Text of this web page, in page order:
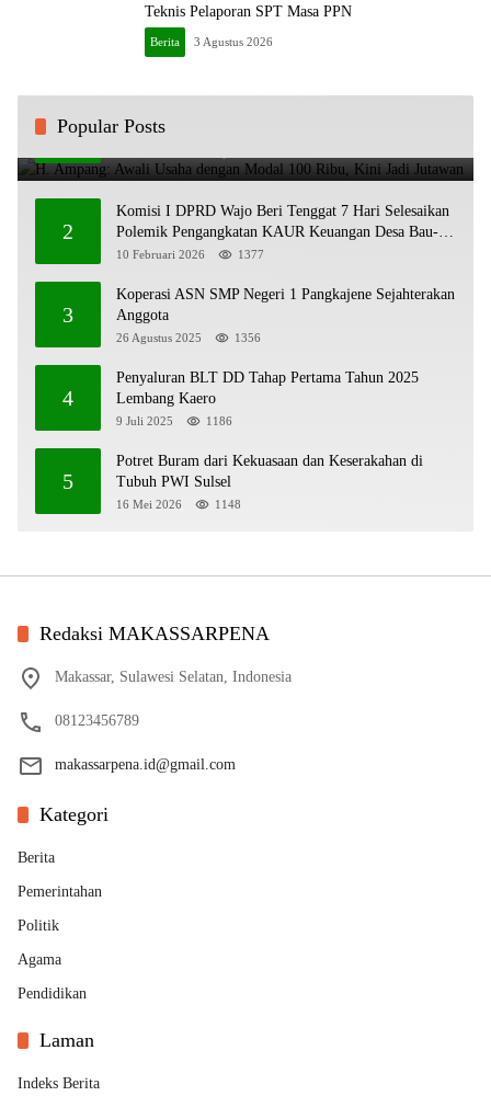
Teknis Pelaporan SPT Masa PPN
Berita 3 Agustus 2026
Popular Posts
1
Kini Jadi Jutawan
2
Komisi I DPRD Wajo Beri Tenggat 7 Hari Selesaikan
Polemik Pengangkatan KAUR Keuangan Desa Bau-
Bau
10 Februari 2026 1377
3
Koperasi ASN SMP Negeri 1 Pangkajene Sejahterakan
Anggota
26 Agustus 2025 1356
4
Penyaluran BLT DD Tahap Pertama Tahun 2025
Lembang Kaero
9 Juli 2025 1186
5
Potret Buram dari Kekuasaan dan Keserakahan di
Tubuh PWI Sulsel
16 Mei 2026 1148
Redaksi MAKASSARPENA
Makassar, Sulawesi Selatan, Indonesia
08123456789
makassarpena.id@gmail.com
Kategori
Berita
Pemerintahan
Politik
Agama
Pendidikan
Laman
Indeks Berita